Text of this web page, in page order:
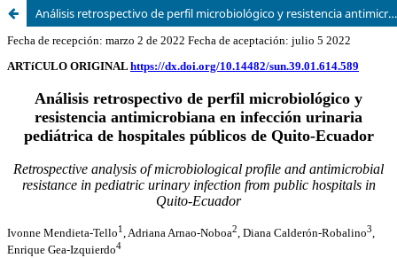
Análisis retrospectivo de perfil microbiológico y resistencia antimicrobiana en infección urinaria pediátrica de hospitales públicos de Quito-Ecuador